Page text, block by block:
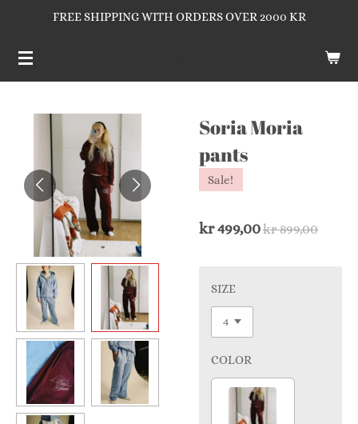
hovedinnhold
FREE SHIPPING WITH ORDERS OVER 2000 KR
Soria Moria
pants
Sale!
kr 499,00kr 899,00
SIZE
COLOR